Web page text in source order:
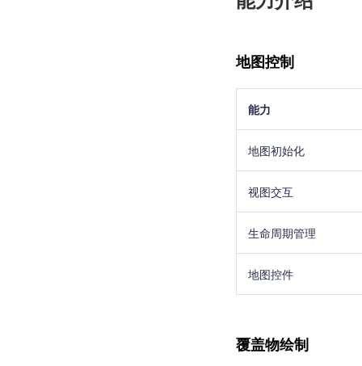
地图控制
能力
地图初始化
视图交互
生命周期管理
地图控件
覆盖物绘制